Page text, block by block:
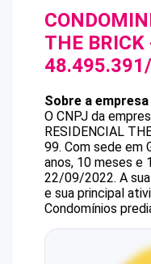
THE BRICK
Sobre a empresa
O CNPJ da
RESIDENCIAL
99. Com sede em
anos, 10 meses e
22/09/2022. A
e sua principal
Condomínios